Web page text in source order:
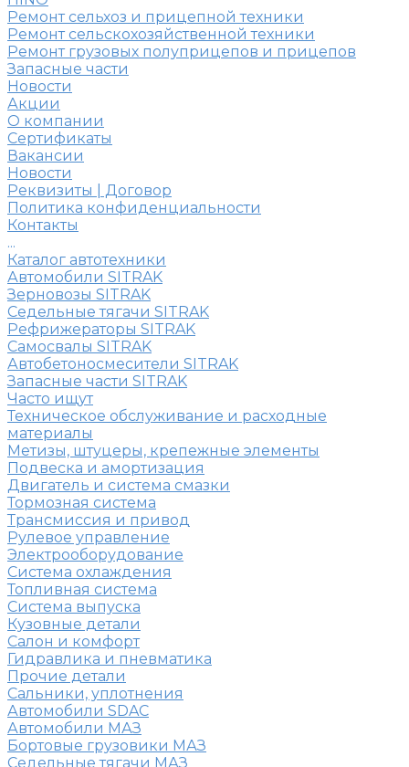
Ремонт сельхоз и прицепной техники
Ремонт сельскохозяйственной техники
Ремонт грузовых полуприцепов и прицепов
Запасные части
Новости
Акции
О компании
Сертификаты
Вакансии
Новости
Реквизиты | Договор
Политика конфиденциальности
Контакты
...
Каталог автотехники
Автомобили SITRAK
Зерновозы SITRAK
Седельные тягачи SITRAK
Рефрижераторы SITRAK
Самосвалы SITRAK
Автобетоносмесители SITRAK
Запасные части SITRAK
Часто ищут
Техническое обслуживание и расходные
материалы
Метизы, штуцеры, крепежные элементы
Подвеска и амортизация
Двигатель и система смазки
Тормозная система
Трансмиссия и привод
Рулевое управление
Электрооборудование
Система охлаждения
Топливная система
Система выпуска
Кузовные детали
Салон и комфорт
Гидравлика и пневматика
Прочие детали
Сальники, уплотнения
Автомобили SDAC
Автомобили МАЗ
Бортовые грузовики МАЗ
Седельные тягачи МАЗ